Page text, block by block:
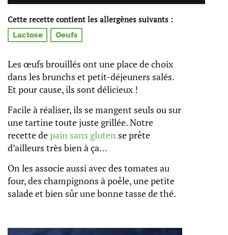
Cette recette contient les allergènes suivants :
Lactose Oeufs
Les œufs brouillés ont une place de choix
dans les brunchs et petit-déjeuners salés.
Et pour cause, ils sont délicieux !
Facile à réaliser, ils se mangent seuls ou sur
une tartine toute juste grillée. Notre
recette depain sans gluten se prête
d’ailleurs très bien à ça…
On les associe aussi avec des tomates au
four, des champignons à poêle, une petite
salade et bien sûr une bonne tasse de thé.